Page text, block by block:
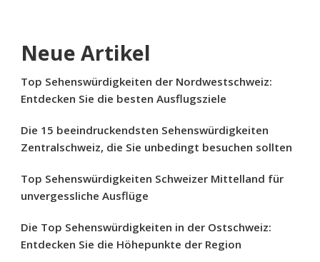
Neue Artikel
Top Sehenswürdigkeiten der Nordwestschweiz:
Entdecken Sie die besten Ausflugsziele
Die 15 beeindruckendsten Sehenswürdigkeiten
Zentralschweiz, die Sie unbedingt besuchen sollten
Top Sehenswürdigkeiten Schweizer Mittelland für
unvergessliche Ausflüge
Die Top Sehenswürdigkeiten in der Ostschweiz:
Entdecken Sie die Höhepunkte der Region